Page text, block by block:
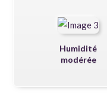
Humidité
modérée